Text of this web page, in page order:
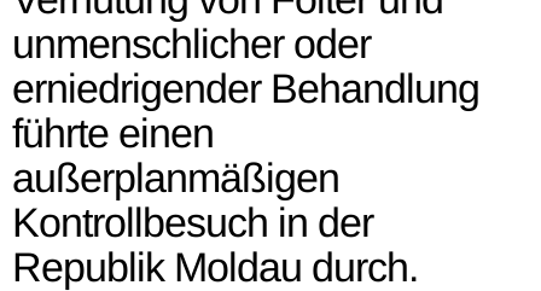
unmenschlicher oder
erniedrigender Behandlung
führte einen
außerplanmäßigen
Kontrollbesuch in der
Republik Moldau durch.